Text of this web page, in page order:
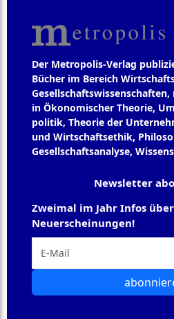
Der Metropolis-Verlag
Bücher im Bereich
in Ökonomischer Theorie,
politik, Theorie der
und Wirtschaftsethik,
Gesellschaftsanalyse,
Newsletter
Zweimal im Jahr Infos
Neuerscheinungen!